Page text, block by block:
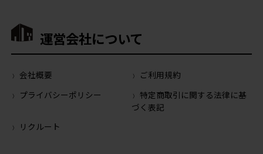
運営会社について
会社概要
ご利用規約
プライバシーポリシー
特定商取引に関する法律に基
づく表記
リクルート